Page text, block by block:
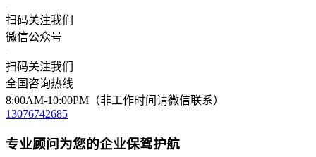
扫码关注我们
微信公众号
扫码关注我们
全国咨询热线
8:00AM-10:00PM（非工作时间请微信联系）
13076742685
专业顾问为您的企业保驾护航